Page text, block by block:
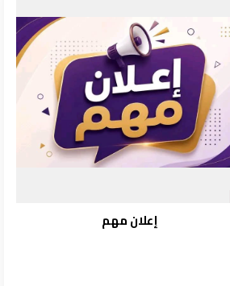
إعلان مهم